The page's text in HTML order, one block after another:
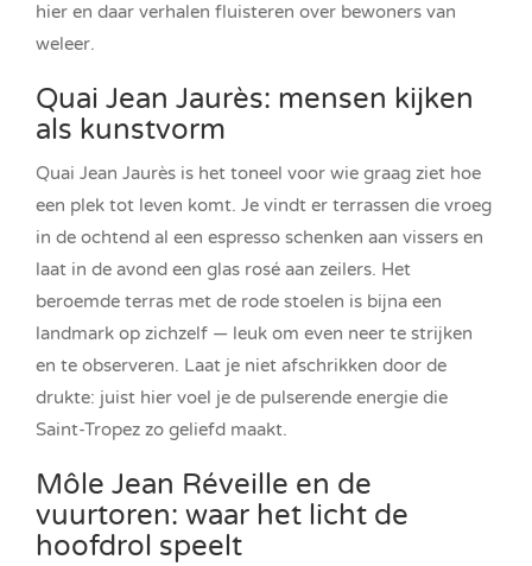
hier en daar verhalen fluisteren over bewoners van
weleer.
Quai Jean Jaurès: mensen kijken
als kunstvorm
Quai Jean Jaurès is het toneel voor wie graag ziet hoe
een plek tot leven komt. Je vindt er terrassen die vroeg
in de ochtend al een espresso schenken aan vissers en
laat in de avond een glas rosé aan zeilers. Het
beroemde terras met de rode stoelen is bijna een
landmark op zichzelf — leuk om even neer te strijken
en te observeren. Laat je niet afschrikken door de
drukte: juist hier voel je de pulserende energie die
Saint-Tropez zo geliefd maakt.
Môle Jean Réveille en de
vuurtoren: waar het licht de
hoofdrol speelt